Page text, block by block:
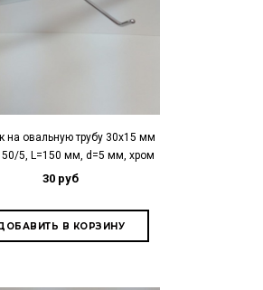
на овальную трубу 30х15 мм
5, L=150 мм, d=5 мм, хром
30 руб